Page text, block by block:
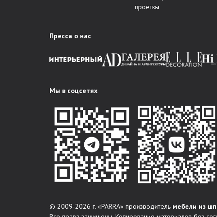
проеткы
Пресса о нас
Мы в соцсетях
© 2009-2026 г. «PARRA» производитель мебели из